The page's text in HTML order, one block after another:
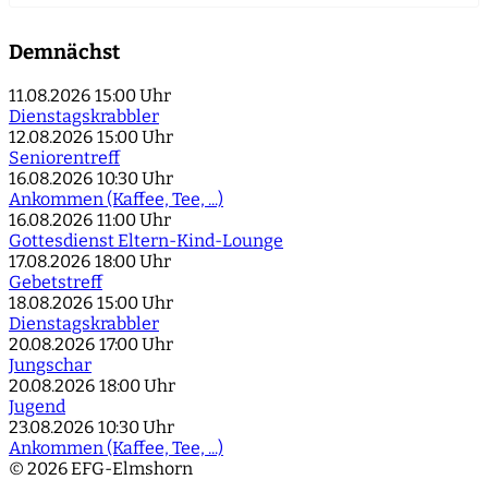
Demnächst
11.08.2026 15:00 Uhr
Dienstagskrabbler
12.08.2026 15:00 Uhr
Seniorentreff
16.08.2026 10:30 Uhr
Ankommen (Kaffee, Tee, ...)
16.08.2026 11:00 Uhr
Gottesdienst Eltern-Kind-Lounge
17.08.2026 18:00 Uhr
Gebetstreff
18.08.2026 15:00 Uhr
Dienstagskrabbler
20.08.2026 17:00 Uhr
Jungschar
20.08.2026 18:00 Uhr
Jugend
23.08.2026 10:30 Uhr
Ankommen (Kaffee, Tee, ...)
© 2026 EFG-Elmshorn